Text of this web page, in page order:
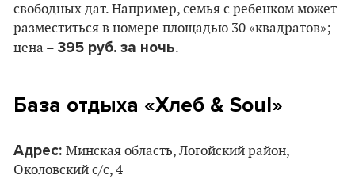
свободных дат. Например, семья с ребенком может
разместиться в номере площадью 30 «квадратов»;
цена – 395 руб. за ночь.
База отдыха «Хлеб & Soul»
Адрес: Минская область, Логойский район,
Околовский с/с, 4